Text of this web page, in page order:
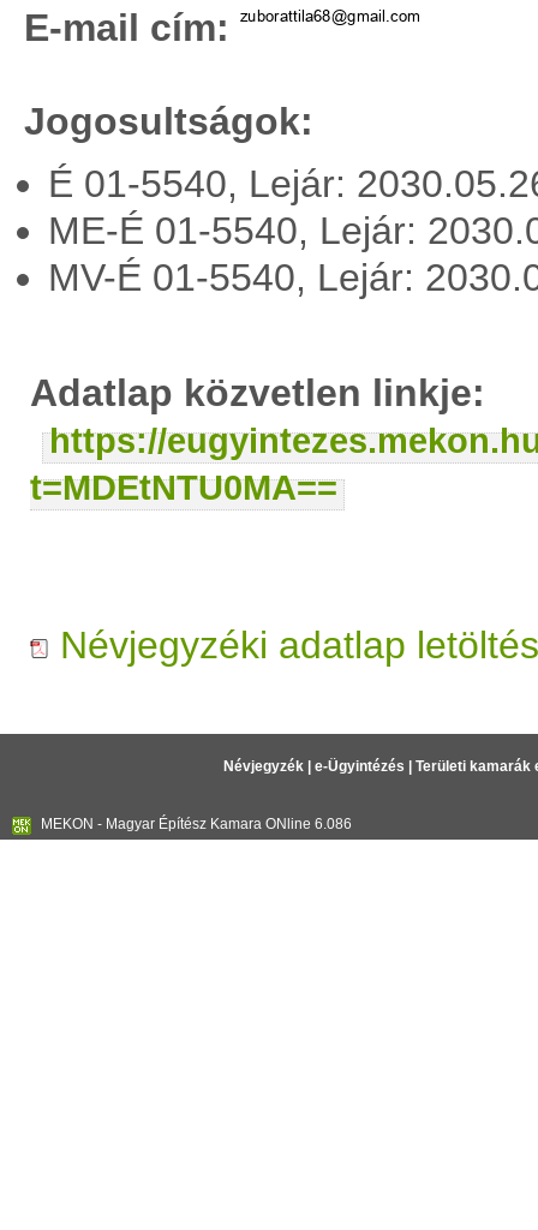
E-mail cím:
Jogosultságok:
É 01-5540, Lejár:
ME-É 01-5540, Lejár:
MV-É 01-5540, Lejár:
Adatlap közvetlen linkje:
https://
t=MDEtNTU0MA==
Névjegyzéki adatlap
Névjegyzék| e-Ügyintézés Területi kamarák
MEKON - Magyar Építész Kamara ONline 6.086